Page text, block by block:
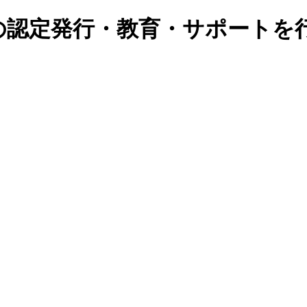
定発行・教育・サポートを